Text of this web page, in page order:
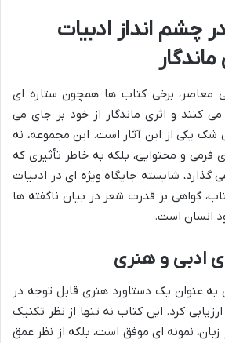
در چشم انداز ادبیات
معاصر، برخی کتاب ها همچون ستاره ای
می کنند و اثری ماندگار از خود بر جای می
شک یکی از این آثار است. این مجموعه، نه
فرمی و محتوایی، بلکه به خاطر تأثیری که
گذارد، شایسته جایگاه ویژه ای در ادبیات
گواهی بر قدرت شعر در بیان ناگفته ها
انسان است.
ادبی و هنری
به عنوان یک دستاورد هنری قابل توجه در
کرد. این کتاب نه تنها از نظر تکنیک
نمونه ای موفق است، بلکه از نظر عمق